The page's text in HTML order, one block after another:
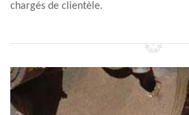
chargés de clientèle.